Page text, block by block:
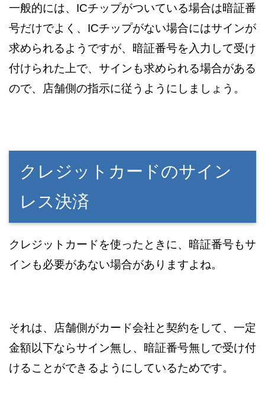
一般的には、ICチップがついている場合は暗証番
号だけでよく、ICチップがない場合にはサインが
求められるようですが、暗証番号を入力して受け
付けられた上で、サインも求められる場合がある
ので、店舗側の指示に従うようにしましょう。
クレジットカードのサイン
レス決済
クレジットカードを使ったときに、暗証番号もサ
インも必要があない場合がありますよね。
それは、店舗側がカード会社と契約をして、一定
金額以下ならサイン無し、暗証番号無しで受け付
けることができるようにしているためです。